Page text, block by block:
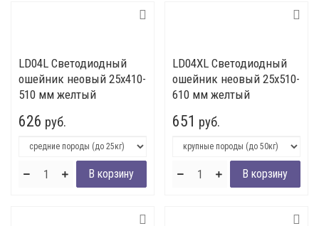
LD04L Светодиодный
ошейник неовый 25x410-
510 мм желтый
626 руб.
LD04XL Светодиодный
ошейник неовый 25x510-
610 мм желтый
651 руб.